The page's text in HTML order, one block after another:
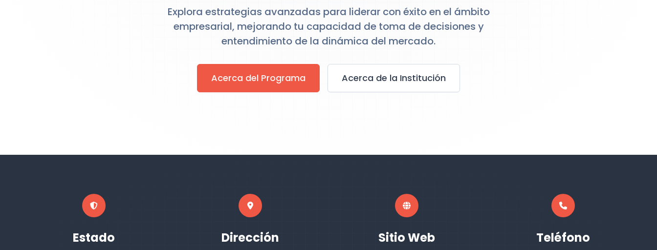
Explora estrategias avanzadas para liderar con éxito en el ámbito
empresarial, mejorando tu capacidad de toma de decisiones y
entendimiento de la dinámica del mercado.
Acerca del Programa Acerca de la Institución
Estado Dirección Sitio Web Teléfono